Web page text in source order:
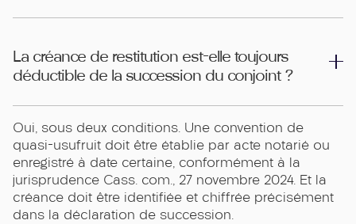
La créance de restitution est-elle toujours
déductible de la succession du conjoint ?
Oui, sous deux conditions. Une convention de
quasi-usufruit doit être établie par acte notarié ou
enregistré à date certaine, conformément à la
jurisprudence Cass. com., 27 novembre 2024. Et la
créance doit être identifiée et chiffrée précisément
dans la déclaration de succession.